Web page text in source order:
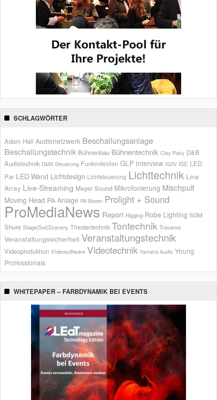
SCHLAGWÖRTER
Adam Hall Audionetzwerk Beschallungsanlage
Beschallungstechnik Bühnenbau Bühnentechnik Clay Paky D&B
Audiotechnik DMX Steuerung Funkmikrofon GLP Interview ISDV ISE LED
Par LED Wand Lichtdesign Lichtsteuerung Lichttechnik Line
Array Live-Streaming Meyer Sound Mikrofonierung Mischpult
Moving Head PA Anlage PA Boxen Prolight + Sound
ProMediaNews Report Rigging Robe Lighting SGM
Shure Stage|Set|Scenery Theatertechnik Tontechnik Traverse
Veranstaltungssicherheit Veranstaltungstechnik
Videoproduktion Videosoftware Videotechnik Yamaha Audio Young
Professionals
WHITEPAPER – FARBDYNAMIK BEI EVENTS